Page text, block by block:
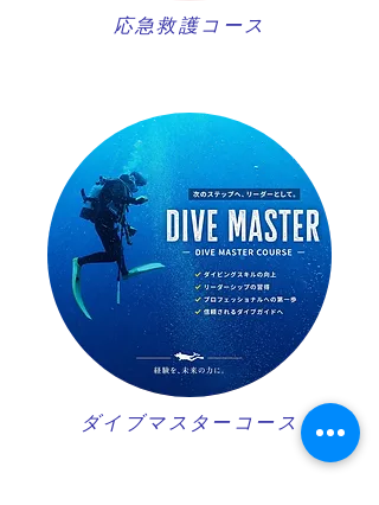
​応急救護コース
ダイブマスターコース